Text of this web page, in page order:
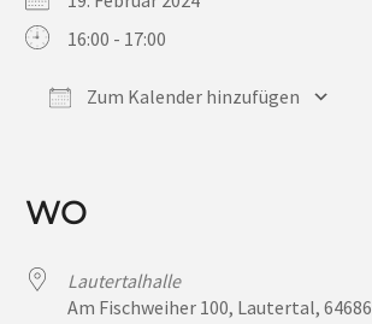
16:00 - 17:00
Zum Kalender hinzufügen
WO
Lautertalhalle
Am Fischweiher 100, Lautertal, 64686